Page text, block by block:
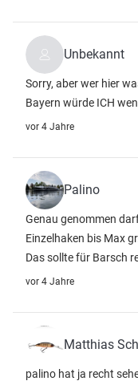
Unbekannt
Sorry, aber wer hier
Bayern würde ICH
vor 4 Jahre
Palino
Genau genommen
Einzelhaken bis Max
Das sollte für Barsch
vor 4 Jahre
Matthias
palino hat ja recht